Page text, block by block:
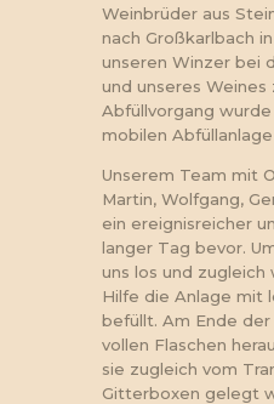
Weinbrüder aus
nach Großkarlbach
unseren Winzer bei
und unseres
Abfüllvorgang
mobilen
Unserem Team mit
Martin, Wolfgang,
ein ereignisreicher
langer Tag bevor.
uns los und
Hilfe die Anlage mit
befüllt. Am Ende
vollen Flaschen
sie zugleich vom
Gitterboxen gelegt